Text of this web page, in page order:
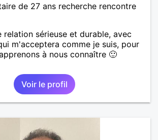
de 27 ans recherche rencontre
relation sérieuse et durable, avec
m'acceptera comme je suis, pour
à nous connaître 🙂
Voir le profil